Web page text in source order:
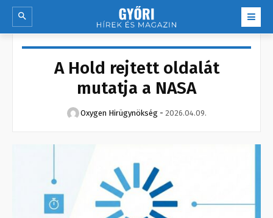
A Hold rejtett oldalát
mutatja a NASA
Oxygen Hirügynökség - 2026.04.09.